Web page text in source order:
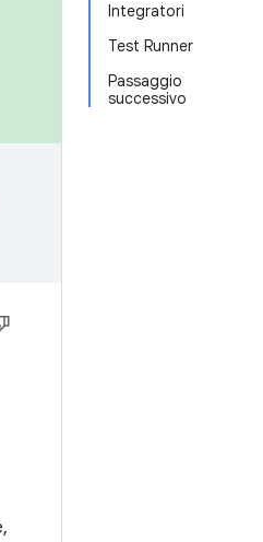
Integratori
Test Runner
Passaggio
successivo